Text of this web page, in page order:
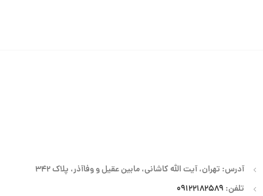
آدرس: تهران، آیت الله کاشانی، مابین عقیل و وفاآذر، پلاک 342
تلفن: 09122182589